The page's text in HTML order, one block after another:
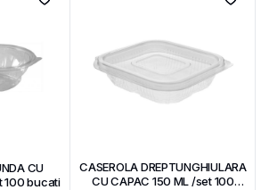
CU
100 bucati
CASEROLA DREPTUNGHIULARA
CU CAPAC 150 ML /set 100